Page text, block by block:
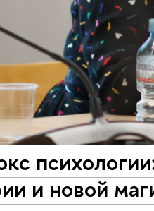
и новой